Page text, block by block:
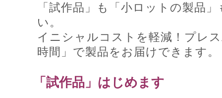
「試作品」も「小ロットの製品
い。
イニシャルコストを軽減！プレ
時間」で製品をお届けできます。
「試作品」はじめます